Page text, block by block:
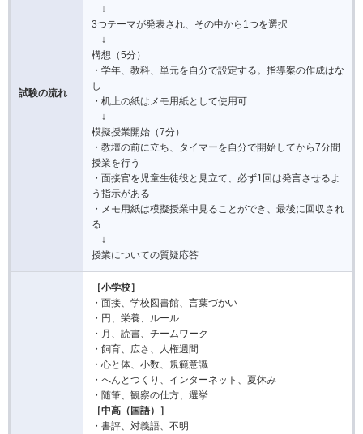
試験の流れ
↓
3つテーマが発表され、その中から1つを選択
↓
構想（5分）
・学年、教科、単元を自分で設定する。指導案の作成はな
し
・机上の紙はメモ用紙として使用可
↓
模擬授業開始（7分）
・教壇の前に立ち、タイマーを自分で開始してから7分間
授業を行う
・面接官を児童生徒役と見立て、必ず1回は発言させるよ
う指示がある
・メモ用紙は模擬授業中見ることができ、最後に回収され
る
↓
授業についての質疑応答
［小学校］
・面接、学校図書館、言葉づかい
・円、栄養、ルール
・月、読書、チームワーク
・飼育、広さ、人権週間
・心と体、小数、規範意識
・へんとつくり、インターネット、夏休み
・随筆、観察の仕方、選挙
［中高（国語）］
・書評、対義語、不明